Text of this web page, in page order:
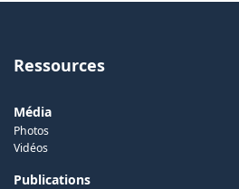
Ressources
Média
Photos
Vidéos
Publications